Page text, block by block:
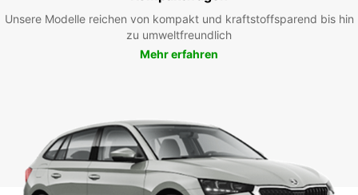
Unsere Modelle reichen von kompakt und kraftstoffsparend bis hin
zu umweltfreundlich
Mehr erfahren